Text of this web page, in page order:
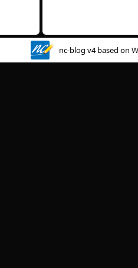
nc-blog v4 based on